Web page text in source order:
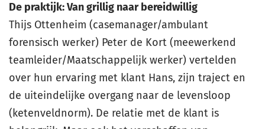
De praktijk: Van grillig naar bereidwillig
Thijs Ottenheim (casemanager/ambulant
forensisch werker) Peter de Kort (meewerkend
teamleider/Maatschappelijk werker) vertelden
over hun ervaring met klant Hans, zijn traject en
de uiteindelijke overgang naar de levensloop
(ketenveldnorm). De relatie met de klant is